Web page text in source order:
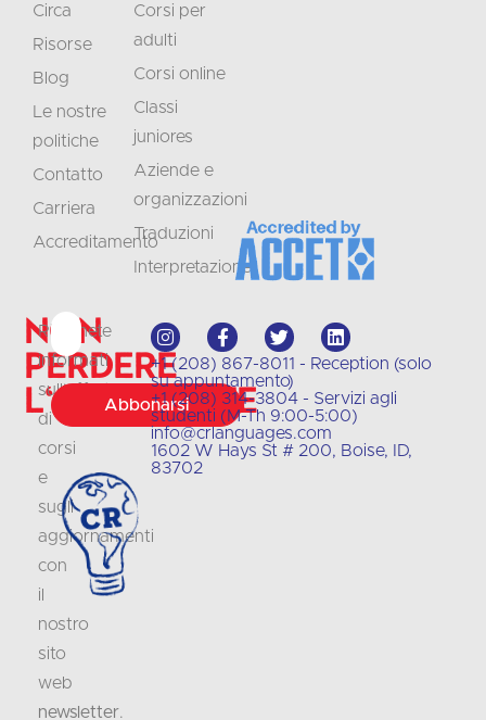
Non
perdere
l'occasione
Rimanete
informati
sull'offerta
di
corsi
e
sugli
aggiornamenti
con
il
nostro
sito
web
newsletter.
Abbonarsi
+1 (208) 867-8011 - Reception (solo
su appuntamento)
+1 (208) 314-3804 - Servizi agli
studenti (M-Th 9:00-5:00)
info@crlanguages.com
1602 W Hays St # 200, Boise, ID,
83702
Circa
Risorse
Blog
Le nostre
politiche
Contatto
Carriera
Accreditamento
Corsi per
adulti
Corsi online
Classi
juniores
Aziende e
organizzazioni
Traduzioni
Interpretazione